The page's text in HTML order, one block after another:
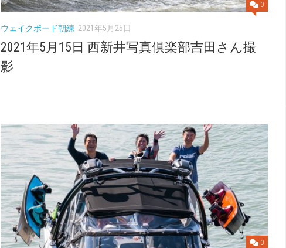
0
ウェイクボード朝練 2021年5月25日
2021年5月15日 西新井写真倶楽部吉田さん撮
影
0